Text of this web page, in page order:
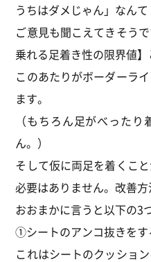
うちはダメじゃん」なんて
ご意見も聞こえてきそう
乗れる足着き性の限界値
このあたりがボーダーラ
ます。
（もちろん足がべった
ん。）
そして仮に両足を着くこ
必要はありません。改善方
おおまかに言うと以下の3
①シートのアンコ抜きをす
これはシートのクッショ